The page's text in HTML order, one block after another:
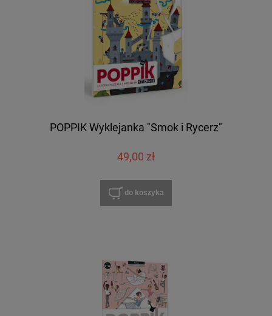
POPPIK Wyklejanka "Smok i Rycerz"
49,00 zł
do koszyka